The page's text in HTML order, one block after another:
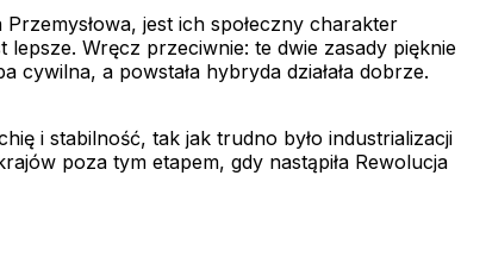
jest ich społeczny charakter
lepsze. Wręcz przeciwnie: te dwie zasady pięknie
cywilna, a powstała hybryda działała dobrze.
i stabilność, tak jak trudno było industrializacji
poza tym etapem, gdy nastąpiła Rewolucja